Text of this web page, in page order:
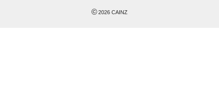
©2026 CAINZ